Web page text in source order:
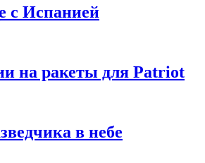
с Испанией
на ракеты для Patriot
в небе